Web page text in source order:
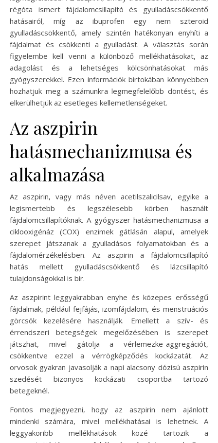
régóta ismert fájdalomcsillapító és gyulladáscsökkentő
hatásairól, míg az ibuprofen egy nem szteroid
gyulladáscsökkentő, amely szintén hatékonyan enyhíti a
fájdalmat és csökkenti a gyulladást. A választás során
figyelembe kell venni a különböző mellékhatásokat, az
adagolást és a lehetséges kölcsönhatásokat más
gyógyszerekkel. Ezen információk birtokában könnyebben
hozhatjuk meg a számunkra legmegfelelőbb döntést, és
elkerülhetjük az esetleges kellemetlenségeket.
Az aszpirin
hatásmechanizmusa és
alkalmazása
Az aszpirin, vagy más néven acetilszalicilsav, egyike a
legismertebb és legszélesebb körben használt
fájdalomcsillapítóknak. A gyógyszer hatásmechanizmusa a
ciklooxigénáz (COX) enzimek gátlásán alapul, amelyek
szerepet játszanak a gyulladásos folyamatokban és a
fájdalomérzékelésben. Az aszpirin a fájdalomcsillapító
hatás mellett gyulladáscsökkentő és lázcsillapító
tulajdonságokkal is bír.
Az aszpirint leggyakrabban enyhe és közepes erősségű
fájdalmak, például fejfájás, izomfájdalom, és menstruációs
görcsök kezelésére használják. Emellett a szív- és
érrendszeri betegségek megelőzésében is szerepet
játszhat, mivel gátolja a vérlemezke-aggregációt,
csökkentve ezzel a vérrögképződés kockázatát. Az
orvosok gyakran javasolják a napi alacsony dózisú aszpirin
szedését bizonyos kockázati csoportba tartozó
betegeknél.
Fontos megjegyezni, hogy az aszpirin nem ajánlott
mindenki számára, mivel mellékhatásai is lehetnek. A
leggyakoribb mellékhatások közé tartozik a